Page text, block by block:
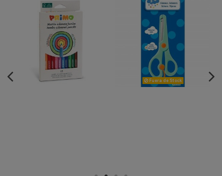
Fuera de Stock